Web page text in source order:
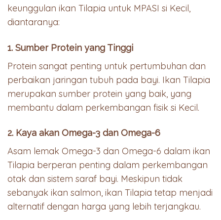
keunggulan ikan Tilapia untuk MPASI si Kecil,
diantaranya:
1. Sumber Protein yang Tinggi
Protein sangat penting untuk pertumbuhan dan
perbaikan jaringan tubuh pada bayi. Ikan Tilapia
merupakan sumber protein yang baik, yang
membantu dalam perkembangan fisik si Kecil.
2. Kaya akan Omega-3 dan Omega-6
Asam lemak Omega-3 dan Omega-6 dalam ikan
Tilapia berperan penting dalam perkembangan
otak dan sistem saraf bayi. Meskipun tidak
sebanyak ikan salmon, ikan Tilapia tetap menjadi
alternatif dengan harga yang lebih terjangkau.